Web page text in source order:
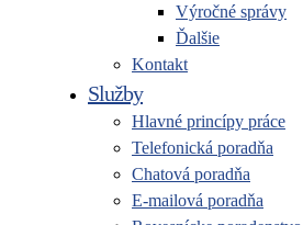
Výročné správy
Ďalšie
Kontakt
Služby
Hlavné princípy práce
Telefonická poradňa
Chatová poradňa
E-mailová poradňa